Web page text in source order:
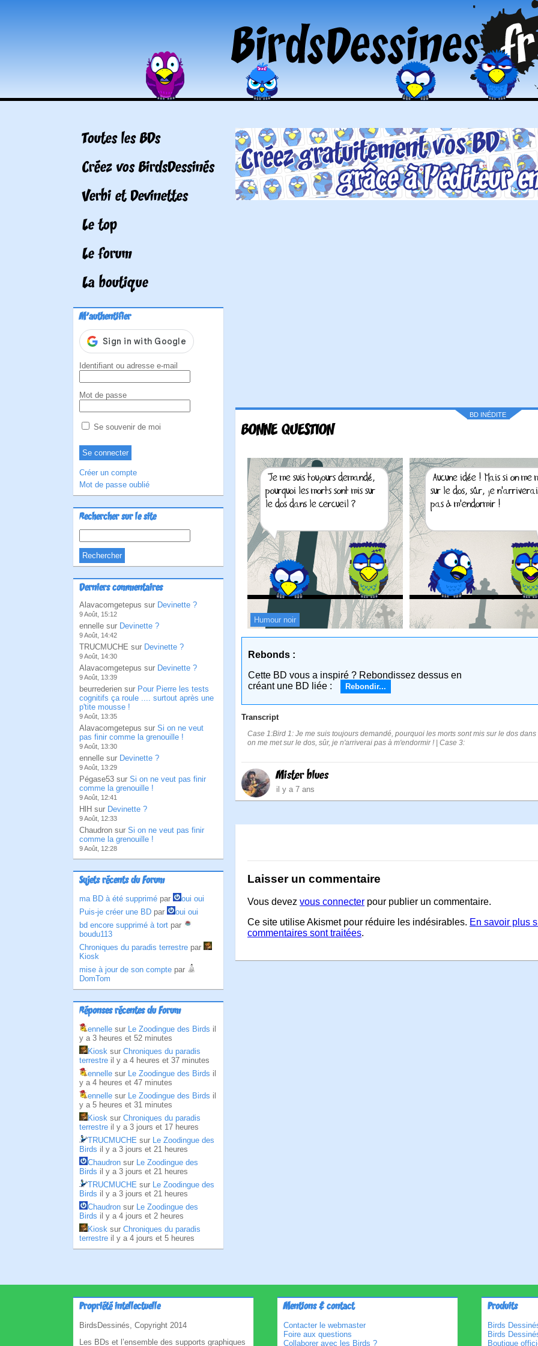
Toutes les BDs
Créez vos BirdsDessinés
Verbi et Devinettes
Le top
Le forum
La boutique
M'authentifier
Identifiant ou adresse e-mail
Mot de passe
Se souvenir de moi
Créer un compte
Mot de passe oublié
Rechercher sur le site
Derniers commentaires
Alavacomgetepus sur Devinette ?
9 Août, 15:12
ennelle sur Devinette ?
9 Août, 14:42
TRUCMUCHE sur Devinette ?
9 Août, 14:30
Alavacomgetepus sur Devinette ?
9 Août, 13:39
beurrederien sur Pour Pierre les tests
cognitifs ça roule .... surtout après une
p'tite mousse !
9 Août, 13:35
Alavacomgetepus sur Si on ne veut
pas finir comme la grenouille !
9 Août, 13:30
ennelle sur Devinette ?
9 Août, 13:29
Pégase53 sur Si on ne veut pas finir
comme la grenouille !
9 Août, 12:41
HlH sur Devinette ?
9 Août, 12:33
Chaudron sur Si on ne veut pas finir
comme la grenouille !
9 Août, 12:28
Sujets récents du Forum
ma BD à été supprimé par
oui oui
Puis-je créer une BD par
oui oui
bd encore supprimé à tort par
boudu113
Chroniques du paradis terrestre par
Kiosk
mise à jour de son compte par
DomTom
Réponses récentes du Forum
ennelle sur Le Zoodingue des Birds il
y a 3 heures et 52 minutes
Kiosk sur Chroniques du paradis
terrestre il y a 4 heures et 37 minutes
ennelle sur Le Zoodingue des Birds il
y a 4 heures et 47 minutes
ennelle sur Le Zoodingue des Birds il
y a 5 heures et 31 minutes
Kiosk sur Chroniques du paradis
terrestre il y a 3 jours et 17 heures
TRUCMUCHE sur Le Zoodingue des
Birds il y a 3 jours et 21 heures
Chaudron sur Le Zoodingue des
Birds il y a 3 jours et 21 heures
TRUCMUCHE sur Le Zoodingue des
Birds il y a 3 jours et 21 heures
Chaudron sur Le Zoodingue des
Birds il y a 4 jours et 2 heures
Kiosk sur Chroniques du paradis
terrestre il y a 4 jours et 5 heures
BD INÉDITE
BONNE QUESTION
Humour noir
Rebonds :
Cette BD vous a inspiré ? Rebondissez dessus en
créant une BD liée :
Rebondir...
Transcript
Case 1:Bird 1: Je me suis toujours demandé, pourquoi les morts sont mis sur le dos
on me met sur le dos, sûr, je n'arriverai pas à m'endormir ! | Case 3:
Mister blues
il y a 7 ans
Laisser un commentaire
Vous devez vous connecter pour publier un commentaire.
Ce site utilise Akismet pour réduire les indésirables. En savoir plus
commentaires sont traitées.
Propriété intellectuelle
BirdsDessinés, Copyright 2014
Les BDs et l’ensemble des supports graphiques
Mentions & contact
Contacter le webmaster
Foire aux questions
Collaborer avec les Birds ?
Produits
Birds
Birds
Boutique